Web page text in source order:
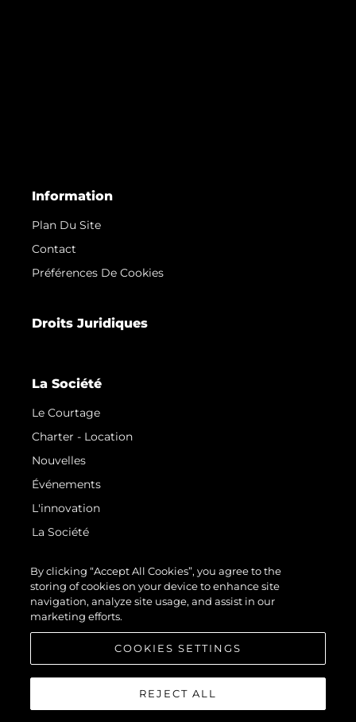
Information
Plan Du Site
Contact
Préférences De Cookies
Droits Juridiques
La Société
Le Courtage
Charter - Location
Nouvelles
Événements
L'innovation
La Société
Style De Vie
Notre Héritage
Estimez Votre Bateau
By clicking “Accept All Cookies”, you agree to the
storing of cookies on your device to enhance site
navigation, analyze site usage, and assist in our
marketing efforts.
COOKIES SETTINGS
REJECT ALL